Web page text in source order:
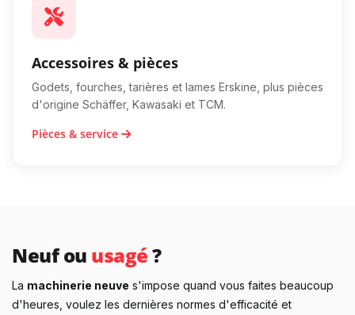
Accessoires & pièces
Godets, fourches, tarières et lames Erskine, plus pièces
d'origine Schäffer, Kawasaki et TCM.
Pièces & service
Neuf ou usagé?
La machinerie neuve s'impose quand vous faites beaucoup
d'heures, voulez les dernières normes d'efficacité et